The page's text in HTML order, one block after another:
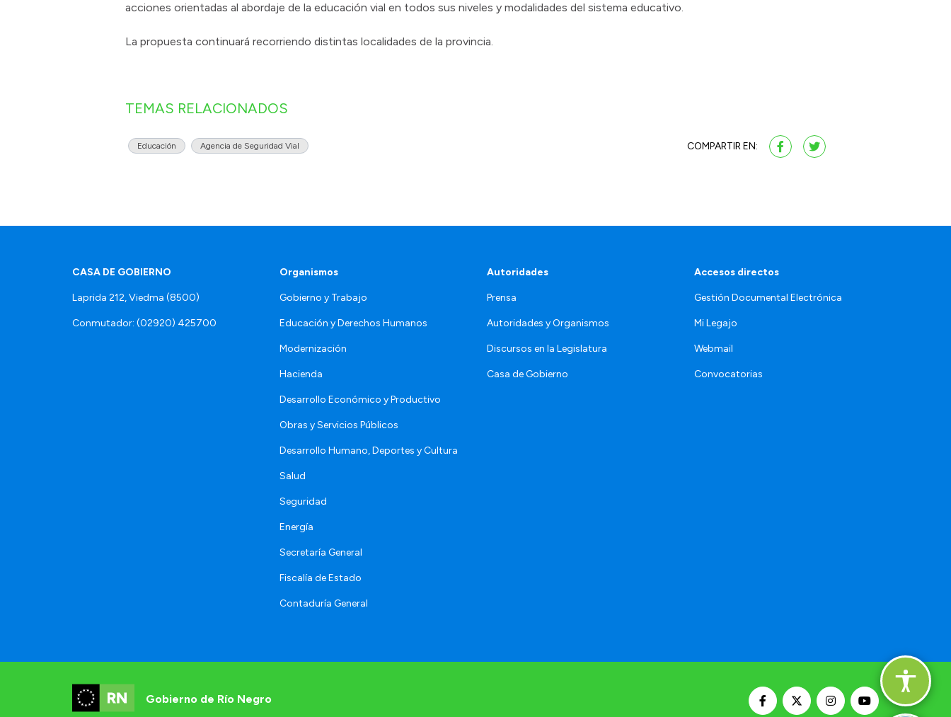
acciones orientadas al abordaje de la educación vial en todos sus niveles y modalidades del sistema educativo.
La propuesta continuará recorriendo distintas localidades de la provincia.
TEMAS RELACIONADOS
Educación Agencia de Seguridad Vial COMPARTIR EN:
CASA DE GOBIERNO
Laprida 212, Viedma (8500)
Conmutador: (02920) 425700
Organismos
Gobierno y Trabajo
Educación y Derechos Humanos
Modernización
Hacienda
Desarrollo Económico y Productivo
Obras y Servicios Públicos
Desarrollo Humano, Deportes y Cultura
Salud
Seguridad
Energía
Secretaría General
Fiscalía de Estado
Contaduría General
Autoridades
Prensa
Autoridades y Organismos
Discursos en la Legislatura
Casa de Gobierno
Accesos directos
Gestión Documental Electrónica
Mi Legajo
Webmail
Convocatorias
Gobierno de Río Negro